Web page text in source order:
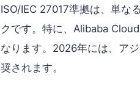
ISO/IEC 27017準拠は、単な
クです。特に、Alibaba
なります。2026年には、ア
奨されます。